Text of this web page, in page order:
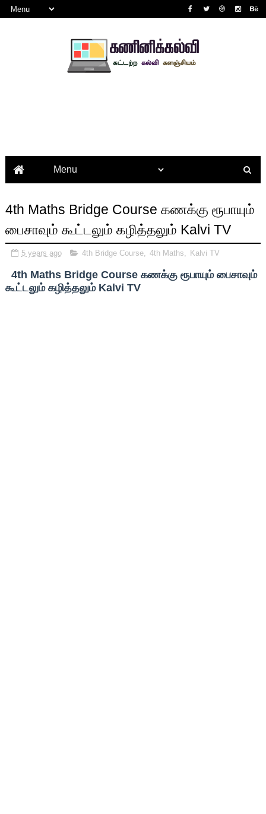
4th Maths Bridge Course கணக்கு ரூபாயும்
பைசாவும் கூட்டலும் கழித்தலும் Kalvi TV
5 years ago 4th Bridge Course, 4th Maths Kalvi TV
4th Maths Bridge Course கணக்கு ரூபாயும் பைசாவும்
கூட்டலும் கழித்தலும் Kalvi TV